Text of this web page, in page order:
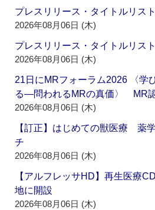
プレスリリース・タイトルリス
2026年08月06日 (木)
プレスリリース・タイトルリス
2026年08月06日 (木)
21日にMRフォーラム2026 〈学
る―問われるMRの真価〉 MR
2026年08月06日 (木)
【訂正】はじめての獣医療 薬
チ
2026年08月06日 (木)
【アルフレッサHD】再生医療
地に開設
2026年08月06日 (木)